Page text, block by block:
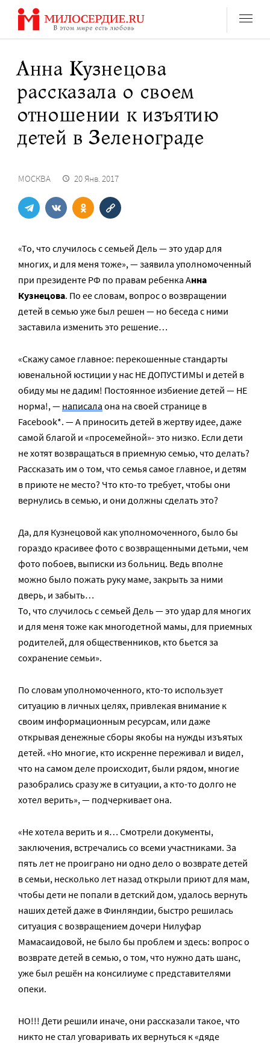
Перейти
содержанию
Анна Кузнецова
рассказала о своем
отношении к изъятию
детей в Зеленограде
МОСКВА 20 Янв. 2017
«То, что случилось с семьей Дель — это удар для
многих, и для меня тоже», — заявила уполномоченный
при президенте РФ по правам ребенка Анна
Кузнецова. По ее словам, вопрос о возвращении
детей в семью уже был решен — но беседа с ними
заставила изменить это решение…
«Скажу самое главное: перекошенные стандарты
ювенальной юстиции у нас НЕ ДОПУСТИМЫ и детей в
обиду мы не дадим! Постоянное избиение детей — НЕ
норма!, —написалаона на своей странице в
Facebook*. — А приносить детей в жертву идее, даже
самой благой и «просемейной»- это низко. Если дети
не хотят возвращаться в приемную семью, что делать?
Рассказать им о том, что семья самое главное, и детям
в приюте не место? Что кто-то требует, чтобы они
вернулись в семью, и они должны сделать это?
Да, для Кузнецовой как уполномоченного, было бы
гораздо красивее фото с возвращенными детьми, чем
фото побоев, выписки из больниц. Ведь вполне
можно было пожать руку маме, закрыть за ними
дверь, и забыть…
То, что случилось с семьей Дель — это удар для многих
и для меня тоже как многодетной мамы, для приемных
родителей, для общественников, кто бьется за
сохранение семьи».
По словам уполномоченного, кто-то использует
ситуацию в личных целях, привлекая внимание к
своим информационным ресурсам, или даже
открывая денежные сборы якобы на нужды изъятых
детей. «Но многие, кто искренне переживал и видел,
что на самом деле происходит, были рядом, многие
разобрались сразу же в ситуации, а кто-то долго не
хотел верить», — подчеркивает она.
«Не хотела верить и я… Смотрели документы,
заключения, встречались со всеми участниками. За
пять лет не проиграно ни одно дело о возврате детей
в семьи, несколько лет назад открыли приют для мам,
чтобы дети не попали в детский дом, удалось вернуть
наших детей даже в Финляндии, быстро решилась
ситуация с возвращением дочери Нилуфар
Мамасаидовой, не было бы проблем и здесь: вопрос о
возврате детей в семью, о том, что нужно дать шанс,
уже был решён на консилиуме с представителями
опеки.
НО!!! Дети решили иначе, они рассказали такое, что
никто не стал уговаривать их вернуться к «дяде